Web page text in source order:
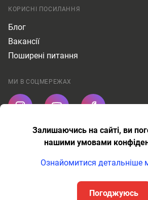
Залишаючись на сайті, ви
нашими умовами
Ознайомитися детальніше
Погоджуюсь
КОРИСНІ ПОСИЛАННЯ
Блог
Вакансії
Поширені питання
МИ В СОЦМЕРЕЖАХ
Публічна оферта
AMR Education © Всі права захищені.